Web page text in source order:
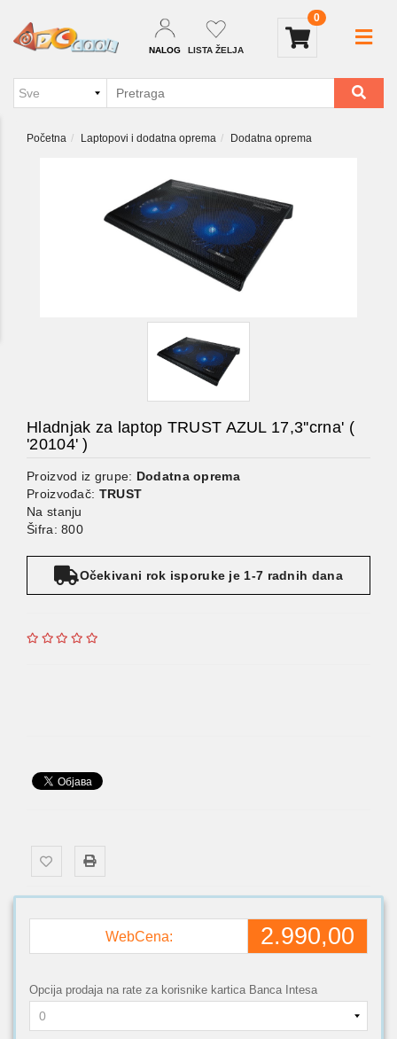
NALOG LISTA ŽELJA
0
Početna Laptopovi i dodatna oprema Dodatna oprema
Hladnjak za laptop TRUST AZUL 17,3''crna' (
'20104' )
Proizvod iz grupe: Dodatna oprema
Proizvođač: TRUST
Na stanju
Šifra: 800
Očekivani rok isporuke je 1-7 radnih dana
WebCena: 2.990,00
Opcija prodaja na rate za korisnike kartica Banca Intesa